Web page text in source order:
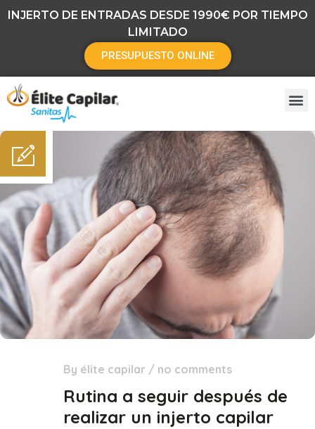
INJERTO DE ENTRADAS DESDE 1990€ POR TIEMPO
LIMITADO
PRESUPUESTO ONLINE
By élite capilar / no comments
Rutina a seguir después de
realizar un injerto capilar